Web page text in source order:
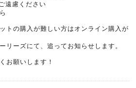
遠慮ください
トの購入が難しい方はオンライン購入が
リーズにて、追ってお知らせします。
お願いします！